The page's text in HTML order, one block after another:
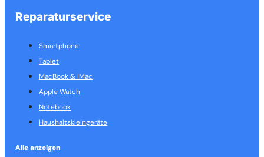
Reparaturservice
Smartphone
Tablet
MacBook & IMac
Apple Watch
Notebook
Haushalts­kleingeräte
Alle anzeigen